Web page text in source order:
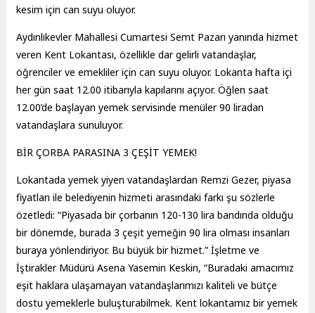
kesim için can suyu oluyor.
Aydınlıkevler Mahallesi Cumartesi Semt Pazarı yanında hizmet
veren Kent Lokantası, özellikle dar gelirli vatandaşlar,
öğrenciler ve emekliler için can suyu oluyor. Lokanta hafta içi
her gün saat 12.00 itibarıyla kapılarını açıyor. Öğlen saat
12.00’de başlayan yemek servisinde menüler 90 liradan
vatandaşlara sunuluyor.
BİR ÇORBA PARASINA 3 ÇEŞİT YEMEK!
Lokantada yemek yiyen vatandaşlardan Remzi Gezer, piyasa
fiyatları ile belediyenin hizmeti arasındaki farkı şu sözlerle
özetledi: “Piyasada bir çorbanın 120-130 lira bandında olduğu
bir dönemde, burada 3 çeşit yemeğin 90 lira olması insanları
buraya yönlendiriyor. Bu büyük bir hizmet.” İşletme ve
İştirakler Müdürü Asena Yasemin Keskin, “Buradaki amacımız
eşit haklara ulaşamayan vatandaşlarımızı kaliteli ve bütçe
dostu yemeklerle buluşturabilmek. Kent lokantamız bir yemek